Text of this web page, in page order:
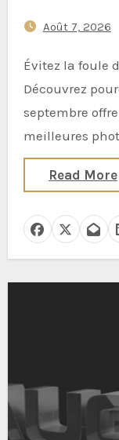
de la
Août 7, 2026
Évitez la foule d’août dans les Dolomites.
Découvrez
septembre
meilleures
Read More